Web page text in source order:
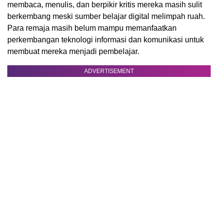
membaca, menulis, dan berpikir kritis mereka masih sulit
berkembang meski sumber belajar digital melimpah ruah.
Para remaja masih belum mampu memanfaatkan
perkembangan teknologi informasi dan komunikasi untuk
membuat mereka menjadi pembelajar.
ADVERTISEMENT